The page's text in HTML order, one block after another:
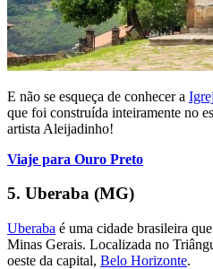
E não se esqueça de conhecer a
que foi construída inteiramente no
artista Aleijadinho!
Viaje para Ouro Preto
5. Uberaba (MG)
Uberaba é uma cidade brasileira
Minas Gerais. Localizada no
oeste da capital, Belo Horizonte.